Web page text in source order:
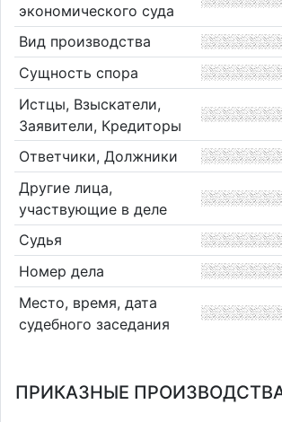
экономического суда
Вид производства
Сущность спора
Истцы, Взыскатели,
Заявители, Кредиторы
Ответчики, Должники
Другие лица,
участвующие в деле
Судья
Номер дела
Место, время, дата
судебного заседания
ПРИКАЗНЫЕ